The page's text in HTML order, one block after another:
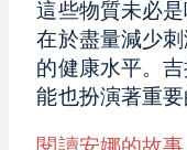
這些物質未必
在於盡量減少
的健康水平。
能也扮演著重要